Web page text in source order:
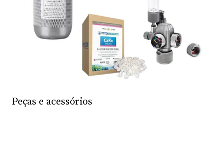
Peças e acessórios